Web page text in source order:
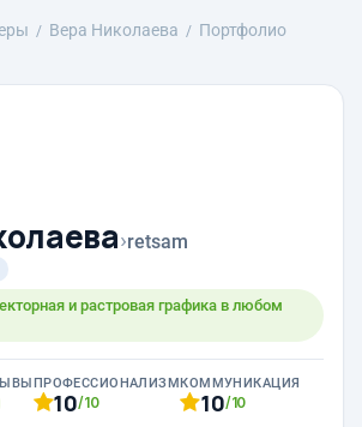
Вера Николаева
Портфолио
›retsam
и растровая графика в любом
ПРОФЕССИОНАЛИЗМ
10/10
КОММУНИКАЦИЯ
10/10